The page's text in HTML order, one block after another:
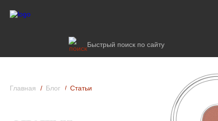
Быстрый поиск по сайту
Главная Блог Статьи